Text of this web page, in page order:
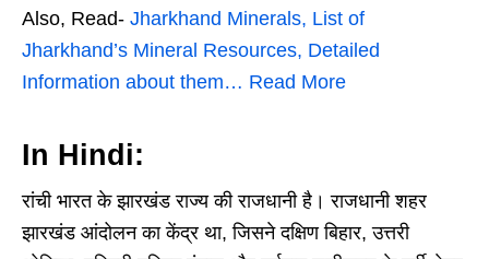
Also, Read- Jharkhand Minerals, List of
Jharkhand’s Mineral Resources, Detailed
Information about them… Read More
In Hindi:
रांची भारत के झारखंड राज्य की राजधानी है। राजधानी शहर
झारखंड आंदोलन का केंद्र था, जिसने दक्षिण बिहार, उत्तरी